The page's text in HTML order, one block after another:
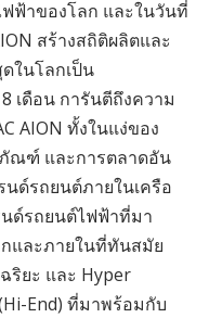
ฟ้าของโลก และในวันที่
สร้างสถิติผลิตและ
ในโลกเป็น
เดือน การันตีถึงความ
AION ทั้งในแง่ของ
ณฑ์ และการตลาดอัน
นด์รถยนต์ภายในเครือ
ด์รถยนต์ไฟฟ้าที่มา
และภายในที่ทันสมัย
ริยะ และ Hyper
End) ที่มาพร้อมกับ